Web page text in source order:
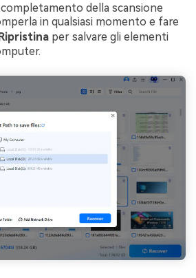
della scansione
in qualsiasi momento e fare
per salvare gli elementi